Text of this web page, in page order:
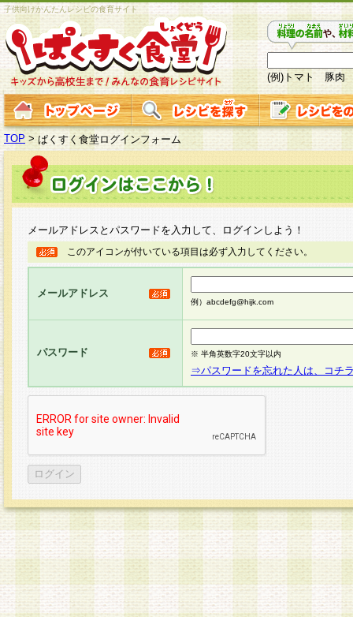
子供向けかんたんレシピの食育サイト
(例)トマト 豚肉
TOP > ぱくすく食堂ログインフォーム
メールアドレスとパスワードを入力して、ログインしよう！
このアイコンが付いている項目は必ず入力してください。
メールアドレス
例）abcdefg@hijk.com
パスワード ※ 半角英数字20文字以内
⇒パスワードを忘れた人は、コチ